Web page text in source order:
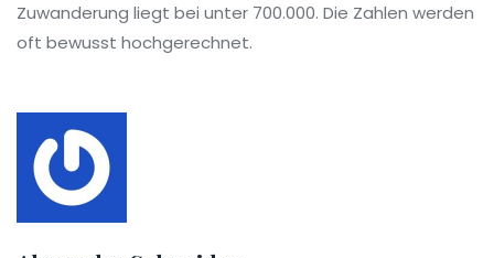
Zuwanderung liegt bei unter 700.000. Die Zahlen werden
oft bewusst hochgerechnet.